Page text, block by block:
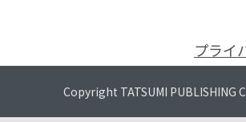
プライ
Copyright TATSUMI PUBLISHING